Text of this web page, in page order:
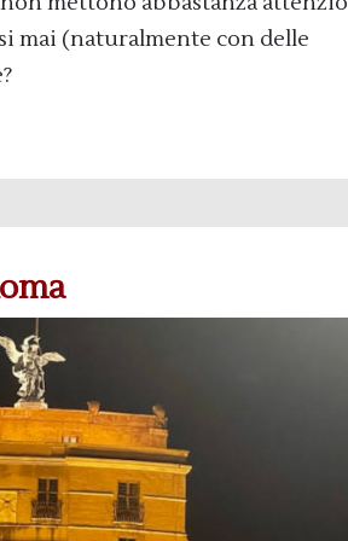
mai (naturalmente con delle